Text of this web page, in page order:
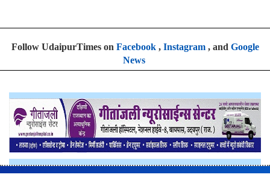
Follow UdaipurTimes on Facebook, Instagram, and Google
News